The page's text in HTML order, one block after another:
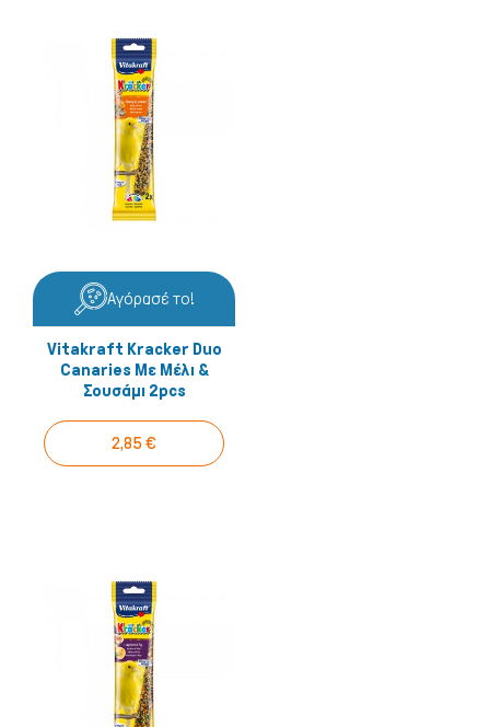
Αγόρασέ το!
Vitakraft Kracker Duo
Canaries Με Μέλι &
Σουσάμι 2pcs
2,85 €